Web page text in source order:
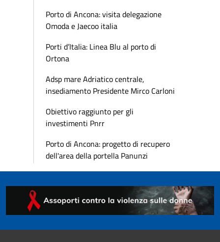
Porto di Ancona: visita delegazione
Omoda e Jaecoo italia
Porti d’Italia: Linea Blu al porto di
Ortona
Adsp mare Adriatico centrale,
insediamento Presidente Mirco Carloni
Obiettivo raggiunto per gli
investimenti Pnrr
Porto di Ancona: progetto di recupero
dell'area della portella Panunzi